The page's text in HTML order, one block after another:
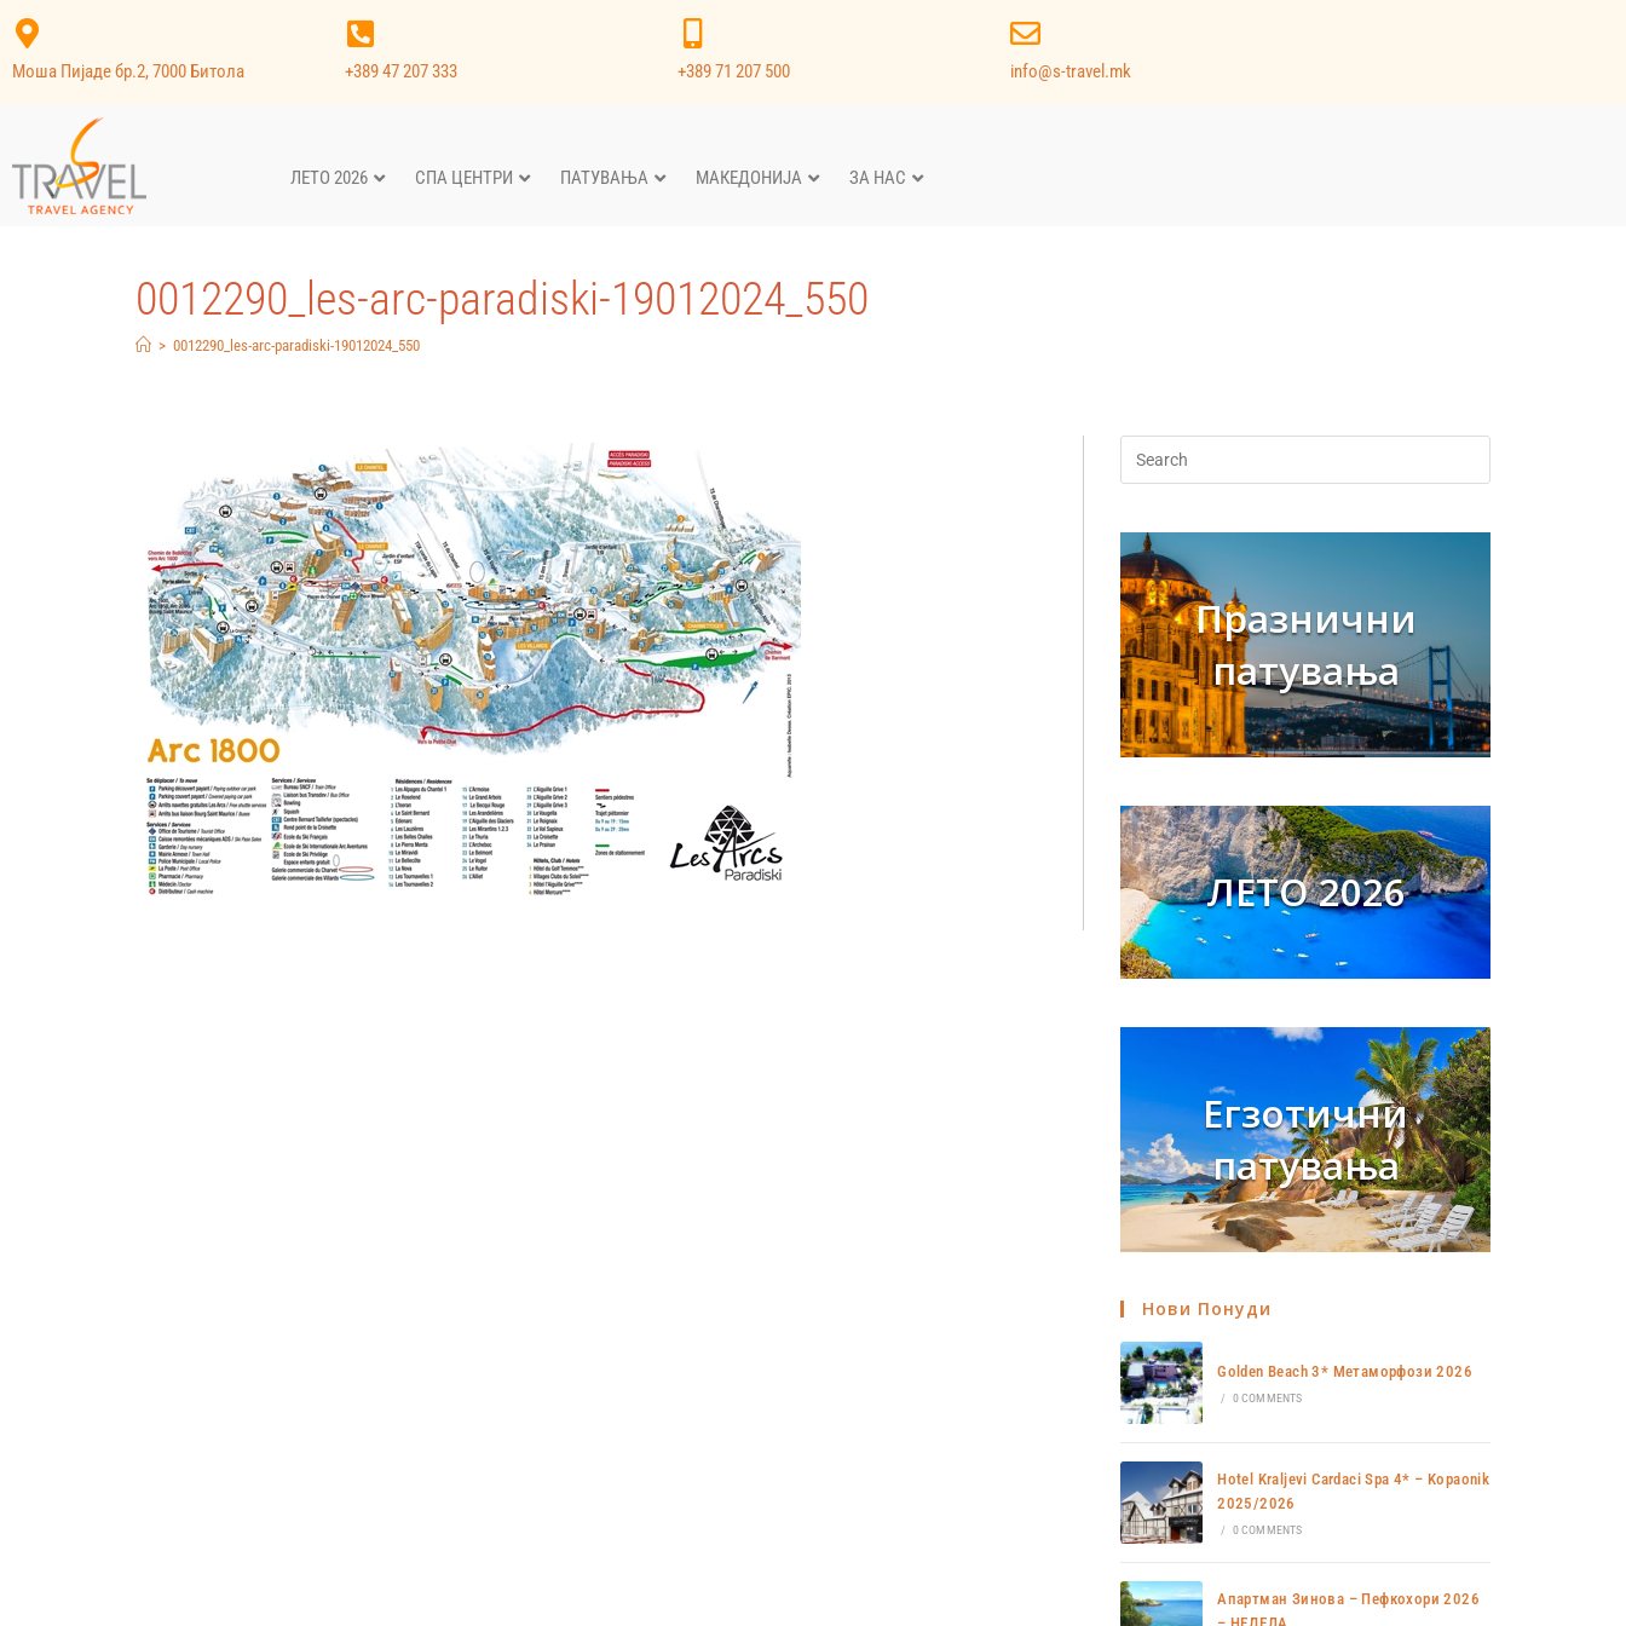
Моша Пијаде бр.2, 7000 Битола +389 47 207 333 +389 71 207 500 info@s-travel.mk
ЛЕТО 2026 СПА ЦЕНТРИ ПАТУВАЊА МАКЕДОНИЈА ЗА НАС
0012290_les-arc-paradiski-19012024_550
> 0012290_les-arc-paradiski-19012024_550
Празнични
патувања
ЛЕТО 2026
Егзотични
патувања
Нови Понуди
Golden Beach 3* Метаморфози 2026
/ 0 COMMENTS
Hotel Kraljevi Cardaci Spa 4* – Kopaonik
2025/2026
/ 0 COMMENTS
Апартман Зинова – Пефкохори 2026